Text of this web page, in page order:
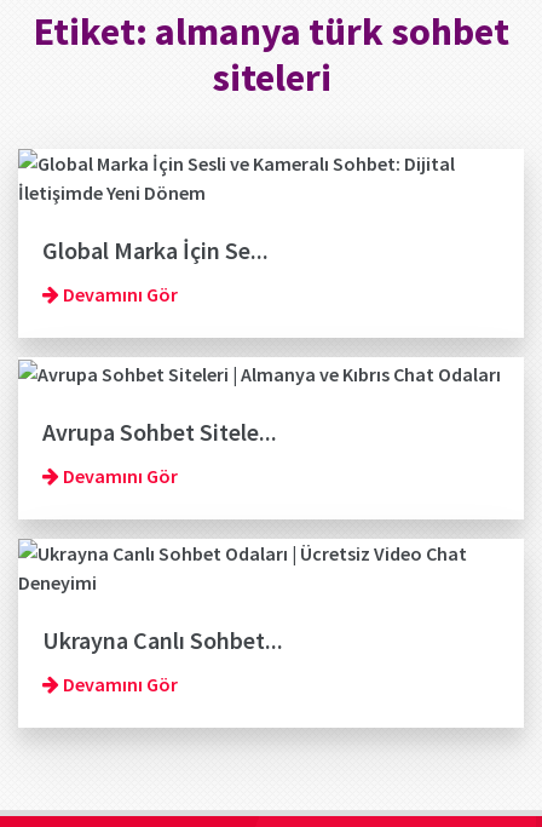
Etiket: almanya türk sohbet
siteleri
Global Marka İçin Se...
Devamını Gör
Avrupa Sohbet Sitele...
Devamını Gör
Ukrayna Canlı Sohbet...
Devamını Gör